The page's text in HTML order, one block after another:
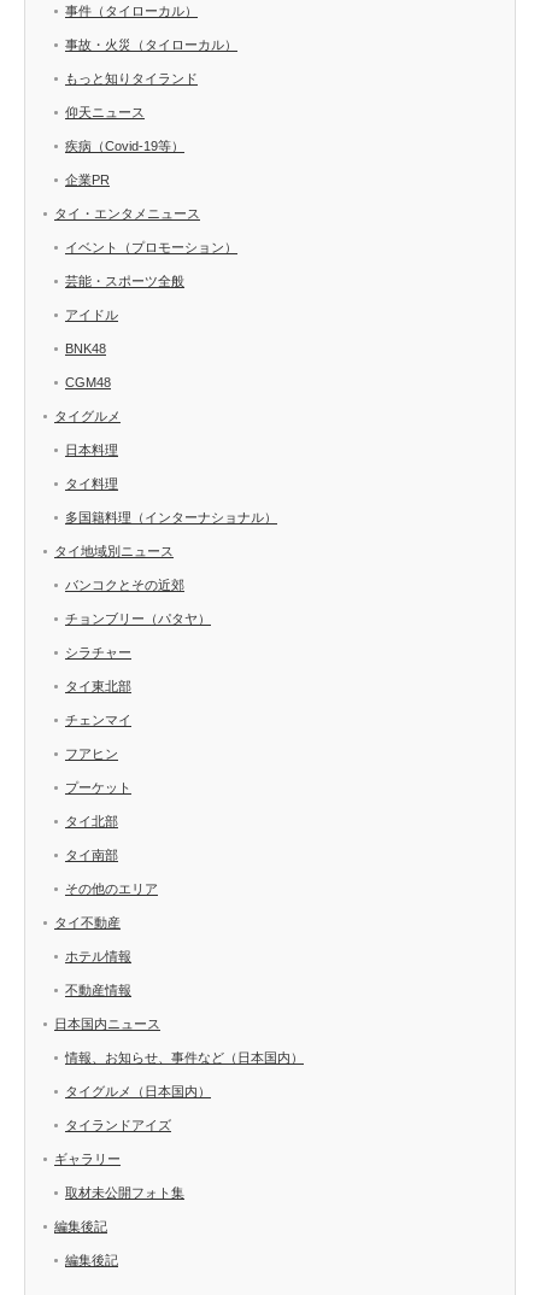
事件（タイローカル）
事故・火災（タイローカル）
もっと知りタイランド
仰天ニュース
疾病（Covid-19等）
企業PR
タイ・エンタメニュース
イベント（プロモーション）
芸能・スポーツ全般
アイドル
BNK48
CGM48
タイグルメ
日本料理
タイ料理
多国籍料理（インターナショナル）
タイ地域別ニュース
バンコクとその近郊
チョンブリー（パタヤ）
シラチャー
タイ東北部
チェンマイ
フアヒン
プーケット
タイ北部
タイ南部
その他のエリア
タイ不動産
ホテル情報
不動産情報
日本国内ニュース
情報、お知らせ、事件など（日本国内）
タイグルメ（日本国内）
タイランドアイズ
ギャラリー
取材未公開フォト集
編集後記
編集後記